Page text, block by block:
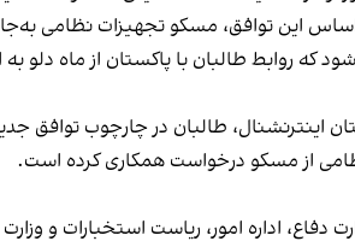
این توافق، مسکو تجهیزات نظامی به‌جا
که روابط طالبان با پاکستان از ماه
اینترنشنال، طالبان در چارچوب توافق
از مسکو درخواست همکاری کرده است.
دفاع، اداره امور، ریاست استخبارات و